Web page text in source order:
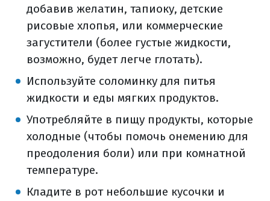
добавив желатин, тапиоку, детские
рисовые хлопья, или коммерческие
загустители (более густые жидкости,
возможно, будет легче глотать).
Используйте соломинку для питья
жидкости и еды мягких продуктов.
Употребляйте в пищу продукты, которые
холодные (чтобы помочь онемению для
преодоления боли) или при комнатной
температуре.
Кладите в рот небольшие кусочки и